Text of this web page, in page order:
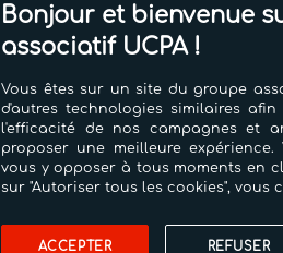
Bonjour et bienvenue
associatif UCPA !
Vous êtes sur un site du groupe
d'autres technologies similaires
l'efficacité de nos campagnes et
proposer une meilleure
vous y opposer à tous moments en
sur "Autoriser tous les cookies",
REFUSER
ACCEPTER